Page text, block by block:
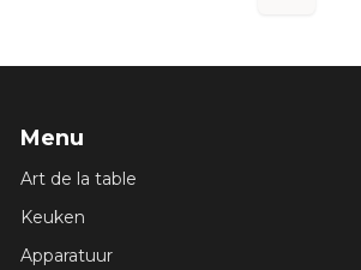
Menu
Art de la table
Keuken
Apparatuur